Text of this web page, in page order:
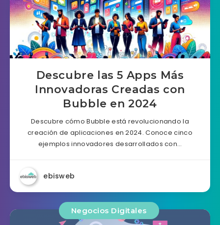
Descubre las 5 Apps Más
Innovadoras Creadas con
Bubble en 2024
Descubre cómo Bubble está revolucionando la
creación de aplicaciones en 2024. Conoce cinco
ejemplos innovadores desarrollados con…
ebisweb
Negocios Digitales